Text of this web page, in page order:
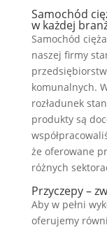
Samochód
w każdej
Samochód
naszej firmy
komunalnych.
rozładunek
produkty są
że oferowane
różnych
Przyczepy –
Aby w pełni
oferujemy